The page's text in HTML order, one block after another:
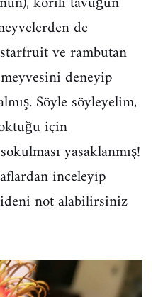
de
ve rambutan
deneyip
Söyle söyleyelim,
için
yasaklanmış!
inceleyip
not alabilirsiniz